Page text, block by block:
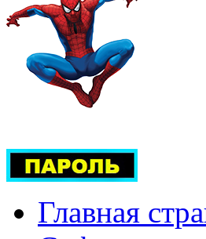
Главная